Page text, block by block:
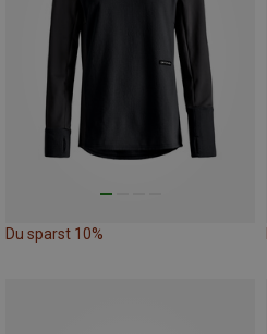
Du sparst 10%